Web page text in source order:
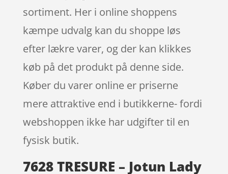
sortiment. Her i online shoppens
kæmpe udvalg kan du shoppe løs
efter lækre varer, og der kan klikkes
køb på det produkt på denne side.
Køber du varer online er priserne
mere attraktive end i butikkerne- fordi
webshoppen ikke har udgifter til en
fysisk butik.
7628 TRESURE – Jotun Lady